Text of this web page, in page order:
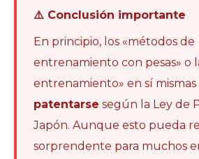
⚠️ Conclusión importante
En principio, los «métodos de
entrenamiento con pesas» o
entrenamiento» en sí mismas
patentarse según la Ley de
Japón. Aunque esto pueda
sorprendente para muchos